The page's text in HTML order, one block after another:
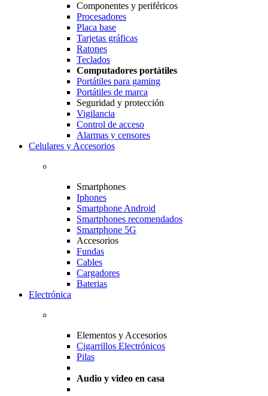
Componentes y periféricos
Procesadores
Placa base
Tarjetas gráficas
Ratones
Teclados
Computadores portátiles
Portátiles para gaming
Portátiles de marca
Seguridad y protección
Vigilancia
Control de acceso
Alarmas y censores
Celulares y Accesorios
Smartphones
Iphones
Smartphone Android
Smartphones recomendados
Smartphone 5G
Accesorios
Fundas
Cables
Cargadores
Baterias
Electrónica
Elementos y Accesorios
Cigarrillos Electrónicos
Pilas
Audio y video en casa